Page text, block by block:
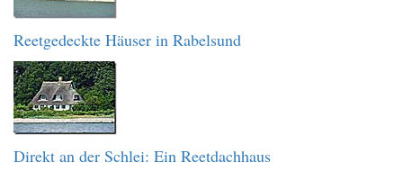
Reetgedeckte Häuser in Rabelsund
Direkt an der Schlei: Ein Reetdachhaus